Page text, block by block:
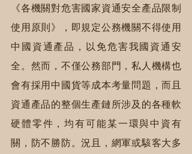
《各機關對危害國家資通安全產品限制
使用原則》，即規定公務機關不得使用
中國資通產品，以免危害我國資通安
全。然而，不僅公務部門，私人機構也
會有採用中國貨等成本考量問題，而且
資通產品的整個生產鏈所涉及的各種軟
硬體零件，均有可能某一環與中資有
關，防不勝防。況且，網軍或駭客大多